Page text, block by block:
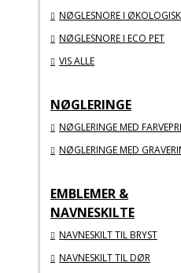
NØGLESNORE I
NØGLESNORE I ECO PET
VIS ALLE
NØGLERINGE
NØGLERINGE MED
NØGLERINGE MED
EMBLEMER &
NAVNESKILTE
NAVNESKILT TIL BRYST
NAVNESKILT TIL DØR